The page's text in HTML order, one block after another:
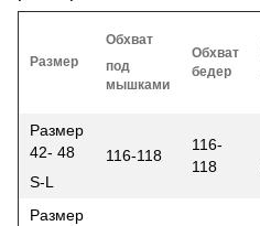
Размер
Обхват
под
мышками
Обхват
бедер
Размер
42- 48
S-L
116-118
116-
118
Размер